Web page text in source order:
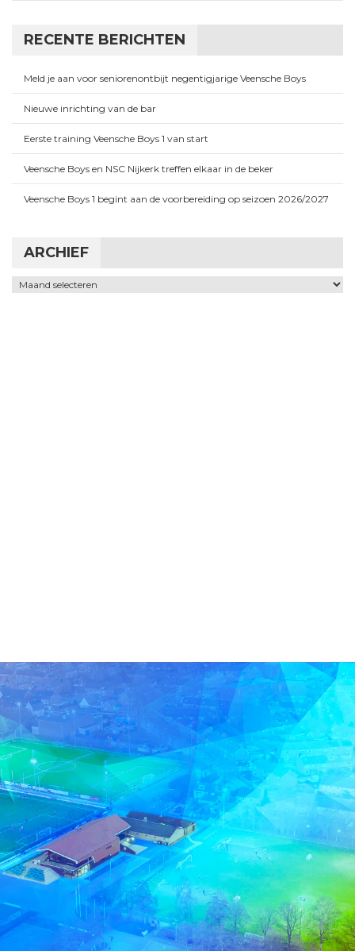
RECENTE BERICHTEN
Meld je aan voor seniorenontbijt negentigjarige Veensche Boys
Nieuwe inrichting van de bar
Eerste training Veensche Boys 1 van start
Veensche Boys en NSC Nijkerk treffen elkaar in de beker
Veensche Boys 1 begint aan de voorbereiding op seizoen 2026/2027
ARCHIEF
Archief